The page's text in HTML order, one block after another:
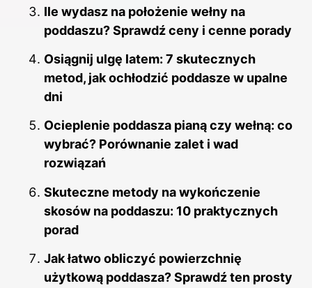
Ile wydasz na położenie wełny na
poddaszu? Sprawdź ceny i cenne porady
Osiągnij ulgę latem: 7 skutecznych
metod, jak ochłodzić poddasze w upalne
dni
Ocieplenie poddasza pianą czy wełną: co
wybrać? Porównanie zalet i wad
rozwiązań
Skuteczne metody na wykończenie
skosów na poddaszu: 10 praktycznych
porad
Jak łatwo obliczyć powierzchnię
użytkową poddasza? Sprawdź ten prosty